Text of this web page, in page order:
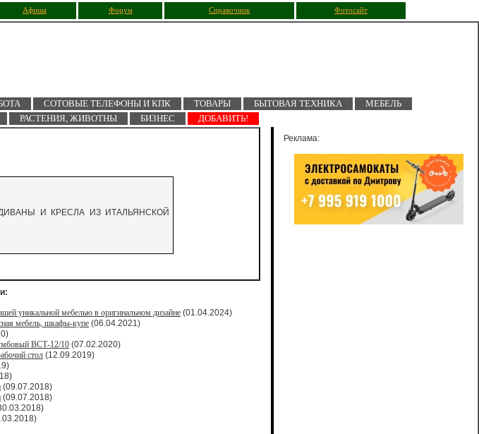
Афиша Форум Справочник Фотосайт
СОТОВЫЕ ТЕЛЕФОНЫ И КПК ТОВАРЫ БЫТОВАЯ ТЕХНИКА
МЕБЕЛЬ
РАСТЕНИЯ, ЖИВОТНЫ БИЗНЕС ДОБАВИТЬ!
И КРЕСЛА ИЗ ИТАЛЬЯНСКОЙ
уникальной мебелью в оригинальном дизайне (01.04.2024)
мебель, шкафы-купе (06.04.2021)
ВСТ-12/10 (07.02.2020)
стол (12.09.2019)
(09.07.2018)
(09.07.2018)
Реклама: